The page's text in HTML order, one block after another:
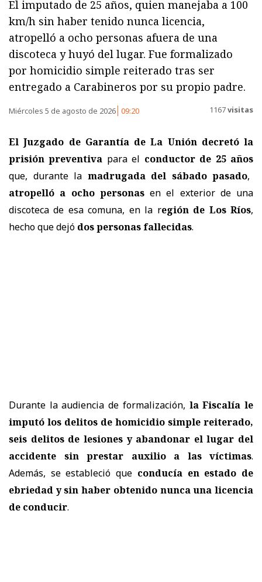
El imputado de 25 años, quien manejaba a 100
km/h sin haber tenido nunca licencia,
atropelló a ocho personas afuera de una
discoteca y huyó del lugar. Fue formalizado
por homicidio simple reiterado tras ser
entregado a Carabineros por su propio padre.
Miércoles 5 de agosto de 2026 09:20 1167visitas
El Juzgado de Garantía de La Unión decretó la
prisión preventiva para el conductor de 25 años
que, durante la madrugada del sábado pasado,
atropelló a ocho personasen el exterior de una
discoteca de esa comuna, en la región de Los Ríos,
hecho que dejó dos personas fallecidas.
Durante la audiencia de formalización, la Fiscalía le
imputó los delitos de homicidio simple reiterado,
seis delitos de lesiones y abandonar el lugar del
accidente sin prestar auxilio a las víctimas.
Además, se estableció que conducía en estado de
ebriedad y sin haber obtenido nunca una licencia
de conducir.